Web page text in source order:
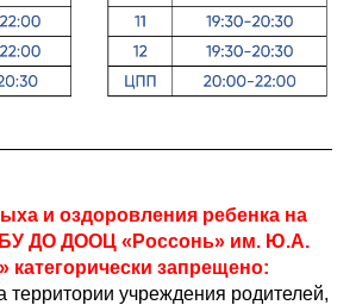
и оздоровления ребенка на
ДО ДООЦ «Россонь» им. Ю.А.
категорически запрещено:
учреждения родителей,